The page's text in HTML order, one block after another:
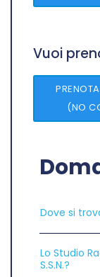
Vuoi
(NO
Dove si
Lo Studio
S.S.N.?